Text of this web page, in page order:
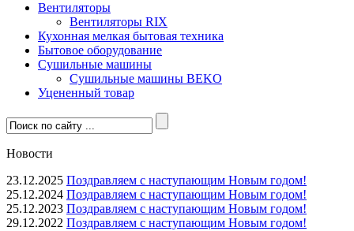
Вентиляторы
Вентиляторы RIX
Кухонная мелкая бытовая техника
Бытовое оборудование
Сушильные машины
Сушильные машины BEKO
Уцененный товар
Новости
23.12.2025 Поздравляем с наступающим Новым годом!
25.12.2024 Поздравляем с наступающим Новым годом!
25.12.2023 Поздравляем с наступающим Новым годом!
29.12.2022 Поздравляем с наступающим Новым годом!